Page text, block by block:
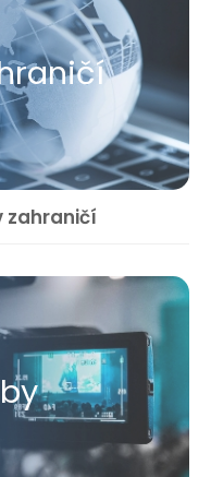
zahraničí